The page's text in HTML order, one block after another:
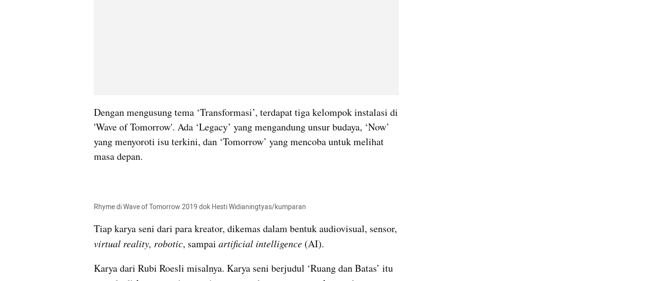
Dengan mengusung tema ‘Transformasi’, terdapat tiga kelompok instalasi di
'Wave of Tomorrow'. Ada ‘Legacy’ yang mengandung unsur budaya, ‘Now’
yang menyoroti isu terkini, dan ‘Tomorrow’ yang mencoba untuk melihat
masa depan.
Rhyme di Wave of Tomorrow 2019 dok Hesti Widianingtyas/kumparan
virtual reality, robotic, sampai artificial intelligence (AI).
Karya dari Rubi Roesli misalnya. Karya seni berjudul ‘Ruang dan Batas’ itu